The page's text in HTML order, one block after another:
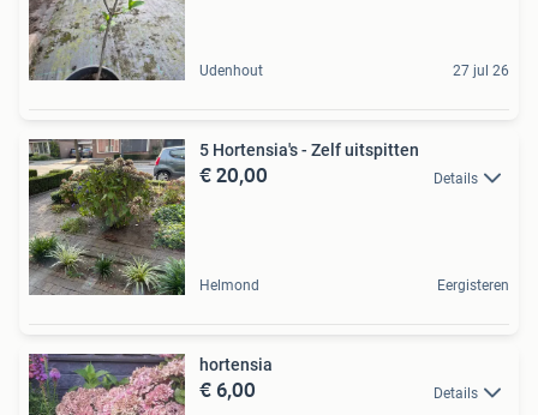
Udenhout 27 jul 26
5 Hortensia's - Zelf uitspitten
€ 20,00 Details
Helmond Eergisteren
hortensia
€ 6,00 Details